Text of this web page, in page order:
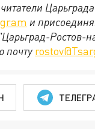
и
Ростов-
почту